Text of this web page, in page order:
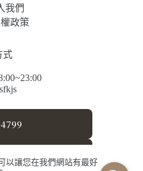
以讓您在我們網站有最好
我們
政策
式